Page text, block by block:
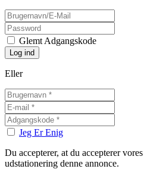
Glemt Adgangskode
Eller
Jeg Er Enig
Du accepterer, at du accepterer
udstationering denne annonce.